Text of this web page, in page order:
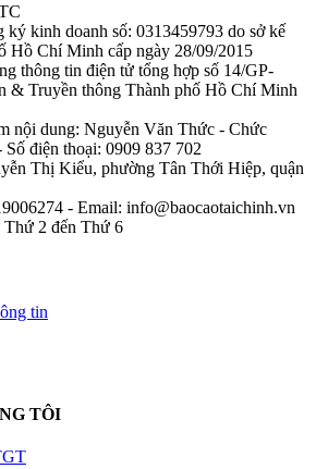
ký kinh doanh số: 0313459793 do sở kế
Hồ Chí Minh cấp ngày 28/09/2015
thông tin điện tử tổng hợp số 14/GP-
& Truyền thông Thành phố Hồ Chí Minh
nội dung: Nguyễn Văn Thức - Chức
điện thoại: 0909 837 702
Thị Kiểu, phường Tân Thới Hiệp, quận
- Email: info@baocaotaichinh.vn
2 đến Thứ 6
tin
TÔI